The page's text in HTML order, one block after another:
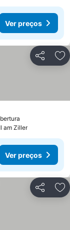
Ver preços
Partilhar
am Ziller
Ver preços
Partilhar